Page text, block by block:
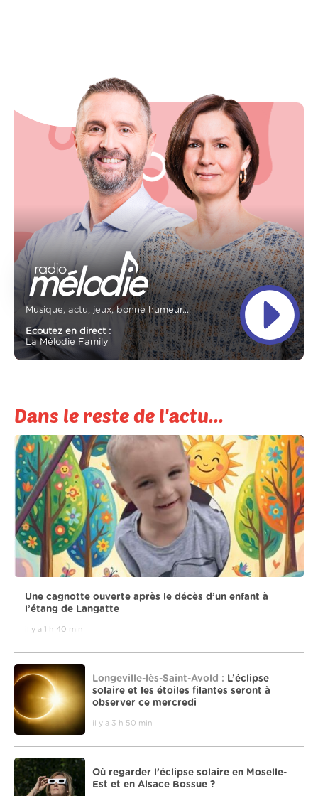
Musique, actu, jeux, bonne humeur...
Ecoutez en direct :
La Mélodie Family
Dans le reste de l'actu...
Une cagnotte ouverte après le décès d’un enfant à
l’étang de Langatte
il y a 1 h 40 min
Longeville-lès-Saint-Avold : L’éclipse
solaire et les étoiles filantes seront à
observer ce mercredi
il y a 3 h 50 min
Où regarder l’éclipse solaire en Moselle-
Est et en Alsace Bossue ?